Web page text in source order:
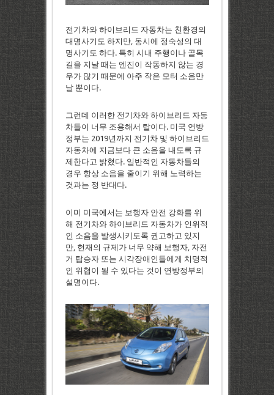
전기차와 하이브리드 자동차는 친환경의
대명사기도 하지만, 동시에 정숙성의 대
명사기도 하다. 특히 시내 주행이나 골목
길을 지날 때는 엔진이 작동하지 않는 경
우가 많기 때문에 아주 작은 모터 소음만
날 뿐이다.
그런데 이러한 전기차와 하이브리드 자동
차들이 너무 조용해서 탈이다. 미국 연방
정부는 2019년까지 전기차 및 하이브리드
자동차에 지금보다 큰 소음을 내도록 규
제한다고 밝혔다. 일반적인 자동차들의
경우 항상 소음을 줄이기 위해 노력하는
것과는 정 반대다.
이미 미국에서는 보행자 안전 강화를 위
해 전기차와 하이브리드 자동차가 인위적
인 소음을 발생시키도록 권고하고 있지
만, 현재의 규제가 너무 약해 보행자, 자전
거 탑승자 또는 시각장애인들에게 치명적
인 위협이 될 수 있다는 것이 연방정부의
설명이다.